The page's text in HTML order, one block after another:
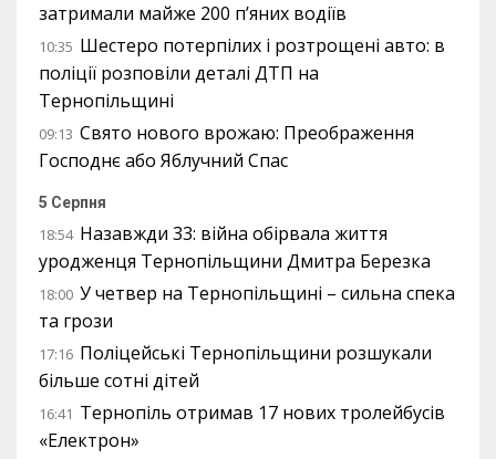
затримали майже 200 п’яних водіїв
10:35 Шестеро потерпілих і розтрощені авто: в
поліції розповіли деталі ДТП на
Тернопільщині
09:13 Свято нового врожаю: Преображення
Господнє або Яблучний Спас
5 Серпня
18:54 Назавжди 33: війна обірвала життя
уродженця Тернопільщини Дмитра Березка
18:00 У четвер на Тернопільщині – сильна спека
та грози
17:16 Поліцейські Тернопільщини розшукали
більше сотні дітей
16:41 Тернопіль отримав 17 нових тролейбусів
«Електрон»